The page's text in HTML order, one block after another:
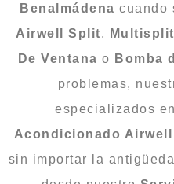
Benalmádena cuando
Airwell
Split, Multisplit
De Ventana o Bomba
problemas,
especializados
Acondicionado Airwell
sin importar la